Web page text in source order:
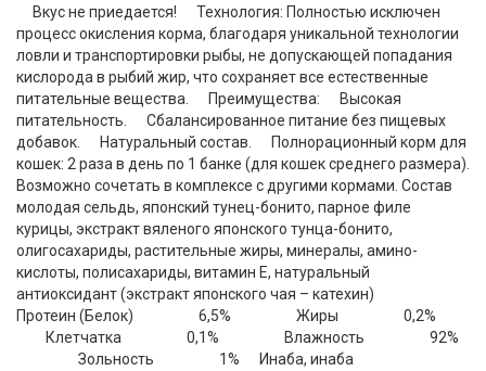
Вкус не приедается! Технология: Полностью исключен
процесс окисления корма, благодаря уникальной технологии
ловли и транспортировки рыбы, не допускающей попадания
кислорода в рыбий жир, что сохраняет все естественные
питательные вещества. Преимущества: Высокая
питательность. Сбалансированное питание без пищевых
добавок. Натуральный состав. Полнорационный корм для
кошек: 2 раза в день по 1 банке (для кошек среднего размера).
Возможно сочетать в комплексе с другими кормами. Состав
молодая сельдь, японский тунец-бонито, парное филе
курицы, экстракт вяленого японского тунца-бонито,
олигосахариды, растительные жиры, минералы, амино-
кислоты, полисахариды, витамин Е, натуральный
антиоксидант (экстракт японского чая – катехин)
Протеин (Белок) 6,5% Жиры 0,2%
Клетчатка 0,1% Влажность 92%
Зольность 1% Инаба, инаба